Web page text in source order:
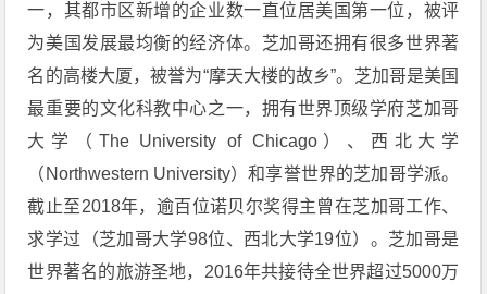
一，其都市区新增的企业数一直位居美国第一位，被评
为美国发展最均衡的经济体。芝加哥还拥有很多世界著
名的高楼大厦，被誉为“摩天大楼的故乡”。芝加哥是美国
最重要的文化科教中心之一，拥有世界顶级学府芝加哥
大学（The University of Chicago）、西北大学
（Northwestern University）和享誉世界的芝加哥学派。
截止至2018年，逾百位诺贝尔奖得主曾在芝加哥工作、
求学过（芝加哥大学98位、西北大学19位）。芝加哥是
世界著名的旅游圣地，2016年共接待全世界超过5000万